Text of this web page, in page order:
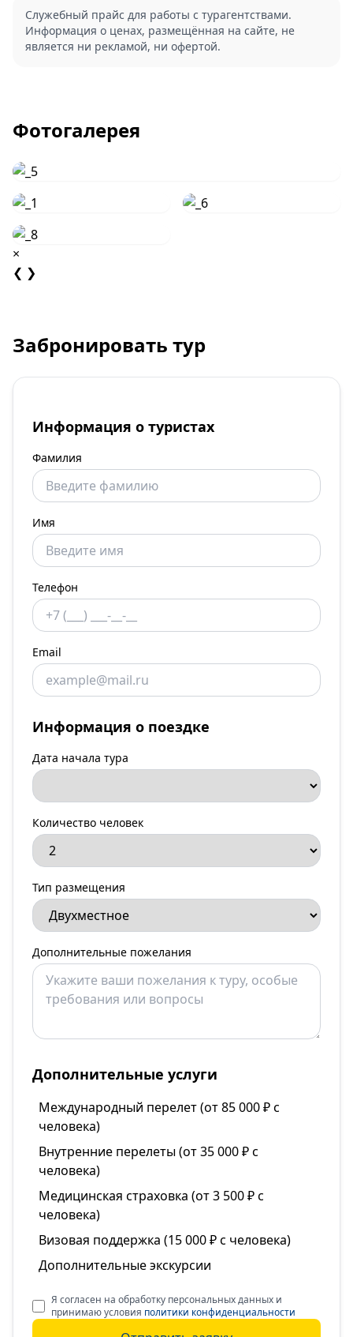
Служебный прайс для работы с турагентствами.
Информация о ценах, размещённая на сайте, не
является ни рекламой, ни офертой.
Фотогалерея
×
❮ ❯
Забронировать тур
Информация о туристах
Фамилия
Имя
Телефон
Email
Информация о поездке
Дата начала тура
Количество человек
Тип размещения
Дополнительные пожелания
Дополнительные услуги
Международный перелет (от 85 000 ₽ с
человека)
Внутренние перелеты (от 35 000 ₽ с
человека)
Медицинская страховка (от 3 500 ₽ с
человека)
Визовая поддержка (15 000 ₽ с человека)
Дополнительные экскурсии
Я согласен на обработку персональных данных и
принимаю условия политики конфиденциальности